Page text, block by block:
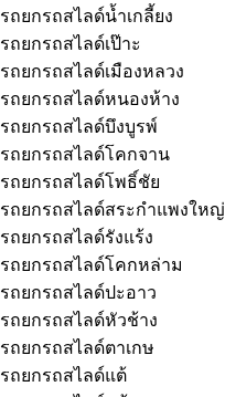
รถยกรถสไลด์น้ำเกลี้ยง
รถยกรถสไลด์เป๊าะ
รถยกรถสไลด์เมืองหลวง
รถยกรถสไลด์หนองห้าง
รถยกรถสไลด์บึงบูรพ์
รถยกรถสไลด์โคกจาน
รถยกรถสไลด์โพธิ์ชัย
รถยกรถสไลด์สระกำแพงใหญ่
รถยกรถสไลด์รังแร้ง
รถยกรถสไลด์โคกหล่าม
รถยกรถสไลด์ปะอาว
รถยกรถสไลด์หัวช้าง
รถยกรถสไลด์ตาเกษ
รถยกรถสไลด์แต้